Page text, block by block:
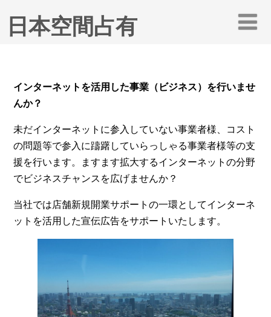
日本空間占有
インターネットを活用した事業（ビジネス）を行いませ
んか？
未だインターネットに参入していない事業者様、コスト
の問題等で参入に躊躇していらっしゃる事業者様等の支
援を行います。ますます拡大するインターネットの分野
でビジネスチャンスを広げませんか？
当社では店舗新規開業サポートの一環としてインターネ
ットを活用した宣伝広告をサポートいたします。